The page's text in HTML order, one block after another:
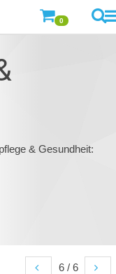
0
& Gesundheit:
6 / 6